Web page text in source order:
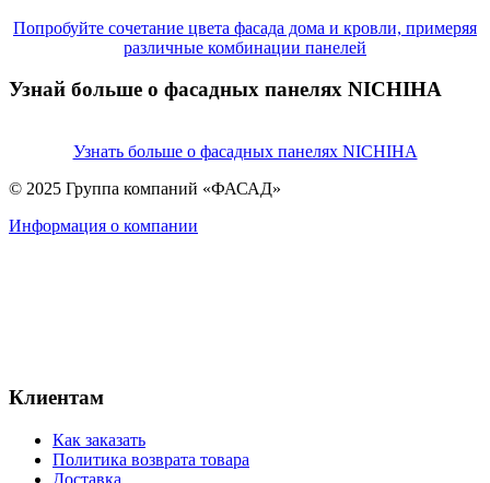
Попробуйте сочетание цвета фасада дома и кровли, примеряя
различные комбинации панелей
Узнай больше о фасадных панелях NICHIHA
Узнать больше о фасадных панелях NICHIHA
© 2025 Группа компаний «ФАСАД»
Информация о компании
Клиентам
Как заказать
Политика возврата товара
Доставка